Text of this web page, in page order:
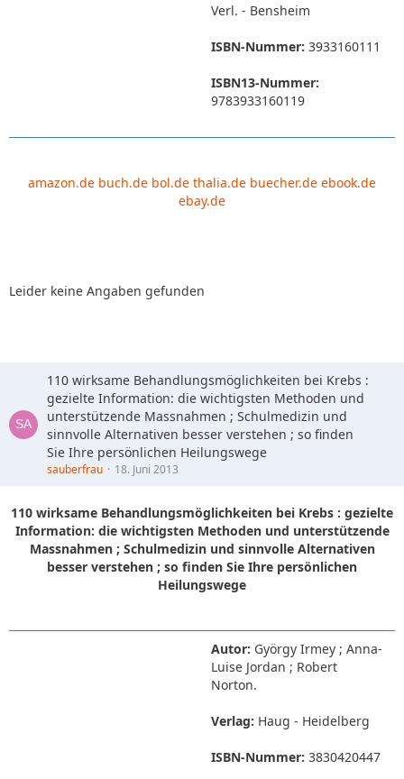
Verl. - Bensheim
ISBN-Nummer: 3933160111
ISBN13-Nummer:
9783933160119
amazon.de buch.de bol.de thalia.de buecher.de ebook.de
ebay.de
Leider keine Angaben gefunden
110 wirksame Behandlungsmöglichkeiten bei Krebs :
gezielte Information: die wichtigsten Methoden und
unterstützende Massnahmen ; Schulmedizin und
sinnvolle Alternativen besser verstehen ; so finden
Sie Ihre persönlichen Heilungswege
sauberfrau 18. Juni 2013
110 wirksame Behandlungsmöglichkeiten bei Krebs : gezielte
Information: die wichtigsten Methoden und unterstützende
Massnahmen ; Schulmedizin und sinnvolle Alternativen
besser verstehen ; so finden Sie Ihre persönlichen
Heilungswege
Autor: György Irmey ; Anna-
Luise Jordan ; Robert
Norton.
Verlag: Haug - Heidelberg
ISBN-Nummer: 3830420447